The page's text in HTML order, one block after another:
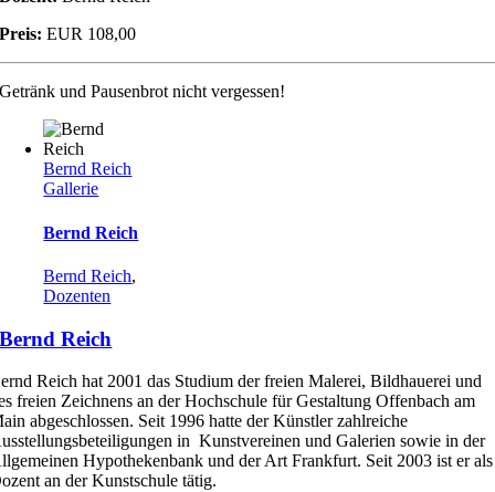
Preis: EUR 108,00
Getränk und Pausenbrot nicht vergessen!
Bernd Reich
Gallerie
Bernd Reich
Bernd Reich,
Dozenten
Bernd Reich
Reich hat 2001 das Studium der freien Malerei, Bildhauerei und
freien Zeichnens an der Hochschule für Gestaltung Offenbach am
abgeschlossen. Seit 1996 hatte der Künstler zahlreiche
in Kunstvereinen und Galerien sowie in der
Hypothekenbank und der Art Frankfurt. Seit 2003 ist er als
an der Kunstschule tätig.